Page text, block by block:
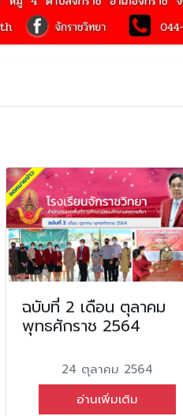
ฉบับที่ 2 เดือน ตุลาคม
พุทธศักราช 2564
24 ตุลาคม 2564
อ่านเพิ่มเติม